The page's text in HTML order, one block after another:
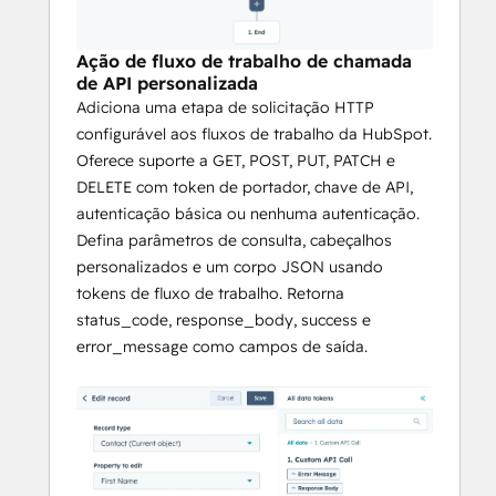
armazenar credenciais nas propriedades
do HubSpot:
- Token do portador - para APIs que usam
OAuth ou JWT
- Cabeçalho de chave de API - para APIs
que usam um cabeçalho personalizado
como `X-Api-Key`
- Autenticação básica de HTTP - para
APIs que exigem nome de usuário e senha
- Nenhum - para endpoints abertos ou
com lista branca de IPs
Solicitações dinâmicas
HubSpot na URL, no corpo da solicitação,
nos cabeçalhos e nos parâmetros de
consulta para criar solicitações que incluam
dados de contato, negócio ou empresa em
Ação de fluxo de trabalho de chamada
de API personalizada
Adiciona uma etapa de solicitação HTTP
configurável aos fluxos de trabalho da HubSpot.
Oferece suporte a GET, POST, PUT, PATCH e
DELETE com token de portador, chave de API,
autenticação básica ou nenhuma autenticação.
Defina parâmetros de consulta, cabeçalhos
personalizados e um corpo JSON usando
tokens de fluxo de trabalho. Retorna
status_code, response_body, success e
error_message como campos de saída.